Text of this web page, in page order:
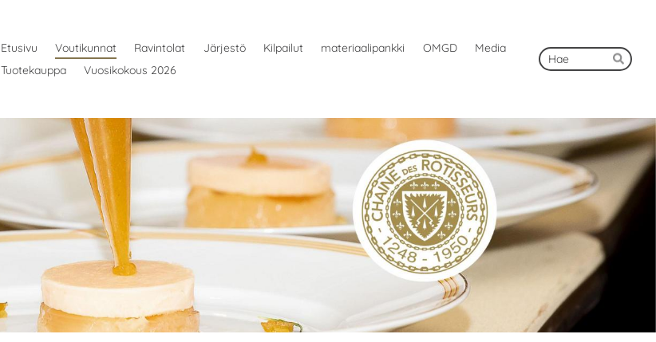
Etusivu Voutikunnat Ravintolat Järjestö Kilpailut materiaalipankki OMGD
Media
Tuotekauppa
Vuosikokous 2026
Haku
Hae